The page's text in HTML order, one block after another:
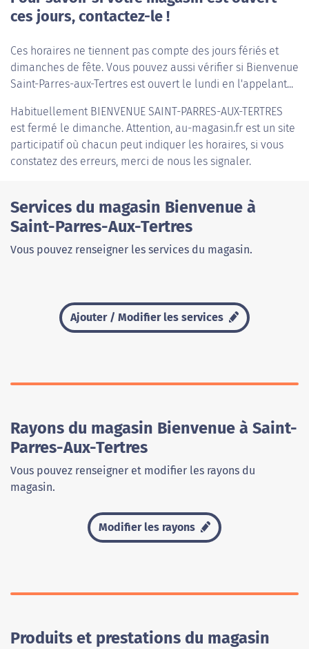
ces jours, contactez-le !
Ces horaires ne tiennent pas compte des jours fériés et
dimanches de fête. Vous pouvez aussi vérifier si Bienvenue
Saint-Parres-aux-Tertres est ouvert le lundi en l'appelant...
Habituellement BIENVENUE SAINT-PARRES-AUX-TERTRES
est fermé le dimanche. Attention, au-magasin.fr est un site
participatif où chacun peut indiquer les horaires, si vous
constatez des erreurs, merci de nous les signaler.
Services du magasin Bienvenue à
Saint-Parres-Aux-Tertres
Vous pouvez renseigner les services du magasin.
Ajouter / Modifier les services
Rayons du magasin Bienvenue à Saint-
Parres-Aux-Tertres
Vous pouvez renseigner et modifier les rayons du
magasin.
Modifier les rayons
Produits et prestations du magasin